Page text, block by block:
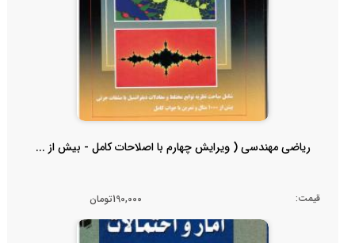
ریاضی مهندسی ( ویرایش چهارم با اصلاحات کامل - بیش از ...
قیمت: 190,000تومان